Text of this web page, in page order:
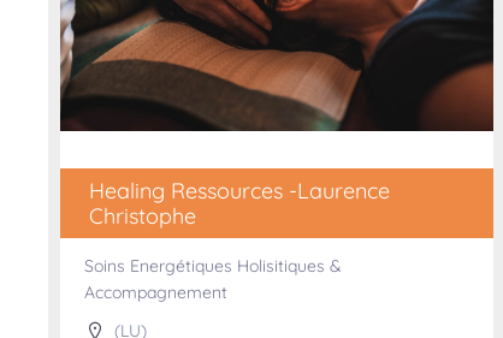
Healing Ressources -Laurence
Christophe
Soins Energétiques Holisitiques &
Accompagnement
(LU)